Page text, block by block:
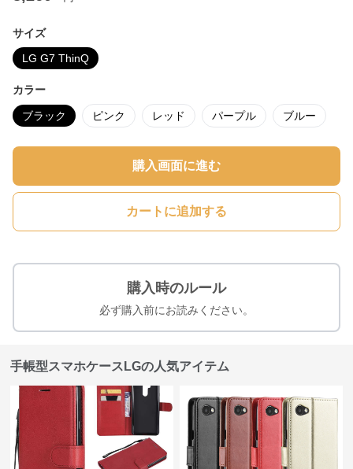
サイズ
LG G7 ThinQ
カラー
ブラック ピンク レッド パープル ブルー
購入画面に進む
カートに追加する
購入時のルール
必ず購入前にお読みください。
手帳型スマホケースLGの人気アイテム